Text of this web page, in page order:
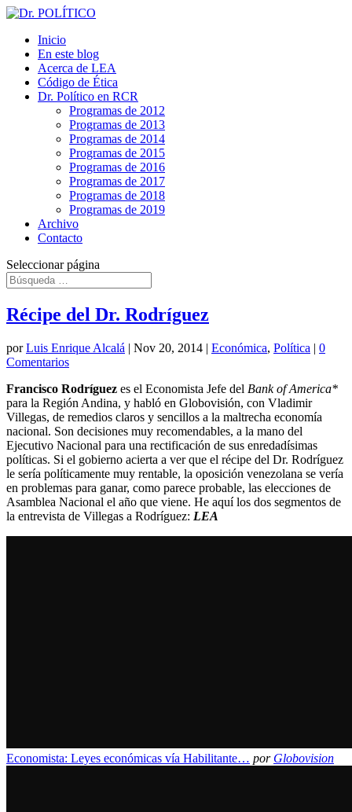
Inicio
En este blog
Acerca de LEA
Código de Ética
Dr. Político en RCR
Programas de 2012
Programas de 2013
Programas de 2014
Programas de 2015
Programas de 2016
Programas de 2017
Programas de 2018
Programas de 2019
Archivo
Contacto
Seleccionar página
Récipe del Dr. Rodríguez
porLuis Enrique Alcalá | Nov 20, 2014 | Económica, Política | 0
Comentarios
Francisco Rodríguez es el Economista Jefe del Bank of America*
para la Región Andina, y habló en Globovisión, con Vladimir
Villegas, de remedios claros y sencillos a la maltrecha economía
nacional. Son decisiones muy recomendables, a la mano del
Ejecutivo Nacional para una rectificación de sus enredadísimas
políticas. Si el gobierno acierta a ver que el récipe del Dr. Rodríguez
le sería políticamente muy rentable, la oposición venezolana se vería
en problemas para ganar, como parece probable, las elecciones de
Asamblea Nacional el año que viene. He aquí los dos segmentos de
la entrevista de Villegas a Rodríguez: LEA
Economista: Leyes económicas vía Habilitante… por Globovision